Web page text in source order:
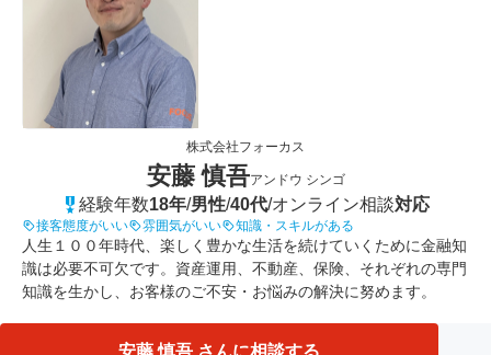
株式会社フォーカス
安藤 慎吾アンドウ シンゴ
経験年数18年/男性/40代/オンライン相談対応
接客態度がいい 雰囲気がいい 知識・スキルがある
人生１００年時代、楽しく豊かな生活を続けていくために金融知
識は必要不可欠です。資産運用、不動産、保険、それぞれの専門
知識を生かし、お客様のご不安・お悩みの解決に努めます。
安藤 慎吾 さんに相談する